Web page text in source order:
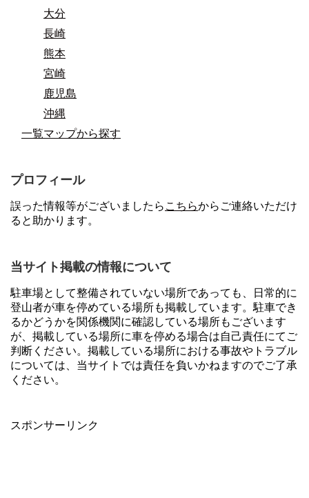
大分
長崎
熊本
宮崎
鹿児島
沖縄
一覧マップから探す
プロフィール
誤った情報等がございましたら こちらからご連絡いただけ
ると助かります。
当サイト掲載の情報について
駐車場として整備されていない場所であっても、日常的に
登山者が車を停めている場所も掲載しています。駐車でき
るかどうかを関係機関に確認している場所もございます
が、掲載している場所に車を停める場合は自己責任にてご
判断ください。掲載している場所における事故やトラブル
については、当サイトでは責任を負いかねますのでご了承
ください。
スポンサーリンク